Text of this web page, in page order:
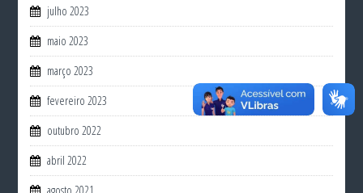
julho 2023
maio 2023
março 2023
fevereiro 2023
outubro 2022
abril 2022